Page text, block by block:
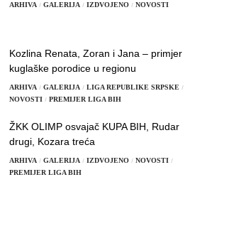
ARHIVA GALERIJA IZDVOJENO NOVOSTI
Kozlina Renata, Zoran i Jana – primjer
kuglaške porodice u regionu
ARHIVA GALERIJA
LIGA REPUBLIKE SRPSKE
NOVOSTI
PREMIJER LIGA BIH
ŽKK OLIMP osvajač KUPA BIH, Rudar
drugi, Kozara treća
ARHIVA GALERIJA IZDVOJENO
NOVOSTI
PREMIJER LIGA BIH